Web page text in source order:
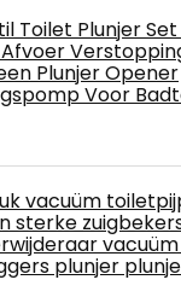
Toilet Plunjer
Plunjer Opener
Voor
vacuüm
sterke
plunjer